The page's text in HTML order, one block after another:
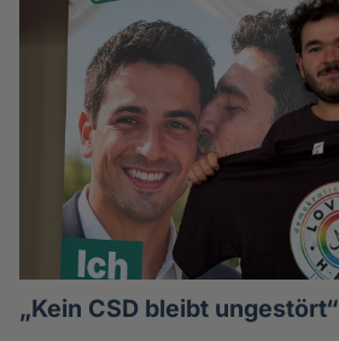
„Kein CSD bleibt ungestört“